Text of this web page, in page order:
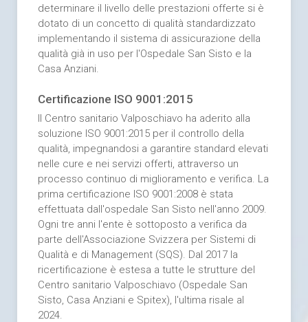
determinare il livello delle prestazioni offerte si è
dotato di un concetto di qualità standardizzato
implementando il sistema di assicurazione della
qualità già in uso per l'Ospedale San Sisto e la
Casa Anziani.
Certificazione ISO 9001:2015
Il Centro sanitario Valposchiavo ha aderito alla
soluzione ISO 9001:2015 per il controllo della
qualità, impegnandosi a garantire standard elevati
nelle cure e nei servizi offerti, attraverso un
processo continuo di miglioramento e verifica. La
prima certificazione ISO 9001:2008 è stata
effettuata dall'ospedale San Sisto nell'anno 2009.
Ogni tre anni l'ente è sottoposto a verifica da
parte dell'Associazione Svizzera per Sistemi di
Qualità e di Management (SQS). Dal 2017 la
ricertificazione è estesa a tutte le strutture del
Centro sanitario Valposchiavo (Ospedale San
Sisto, Casa Anziani e Spitex), l'ultima risale al
2024.